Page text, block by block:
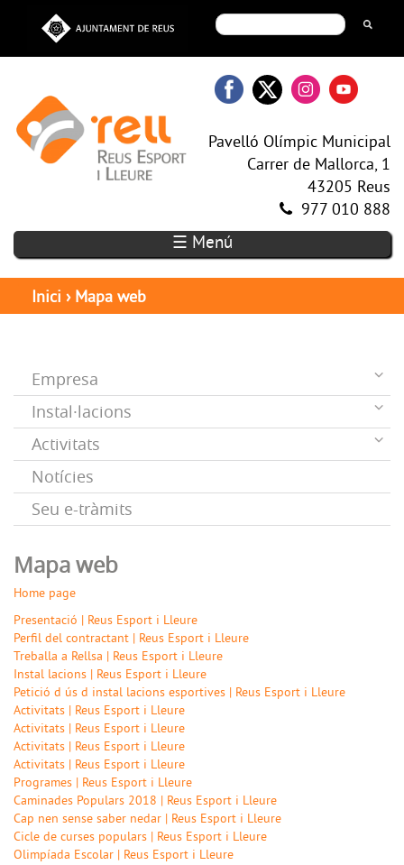
Pavelló Olímpic Municipal
Carrer de Mallorca, 1
43205 Reus
977 010 888
☰ Menú
Inici › Mapa web
Empresa
Instal·lacions
Activitats
Notícies
Seu e-tràmits
Mapa web
Home page
Presentació | Reus Esport i Lleure
Perfil del contractant | Reus Esport i Lleure
Treballa a Rellsa | Reus Esport i Lleure
Instal lacions | Reus Esport i Lleure
Petició d ús d instal lacions esportives | Reus Esport i Lleure
Activitats | Reus Esport i Lleure
Activitats | Reus Esport i Lleure
Activitats | Reus Esport i Lleure
Activitats | Reus Esport i Lleure
Programes | Reus Esport i Lleure
Caminades Populars 2018 | Reus Esport i Lleure
Cap nen sense saber nedar | Reus Esport i Lleure
Cicle de curses populars | Reus Esport i Lleure
Olimpíada Escolar | Reus Esport i Lleure